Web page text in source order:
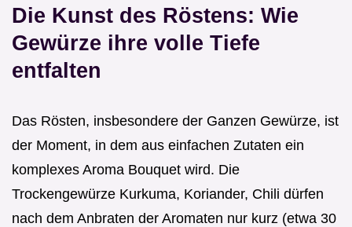
Die Kunst des Röstens: Wie
Gewürze ihre volle Tiefe
entfalten
Das Rösten, insbesondere der Ganzen Gewürze, ist
der Moment, in dem aus einfachen Zutaten ein
komplexes Aroma Bouquet wird. Die
Trockengewürze Kurkuma, Koriander, Chili dürfen
nach dem Anbraten der Aromaten nur kurz (etwa 30